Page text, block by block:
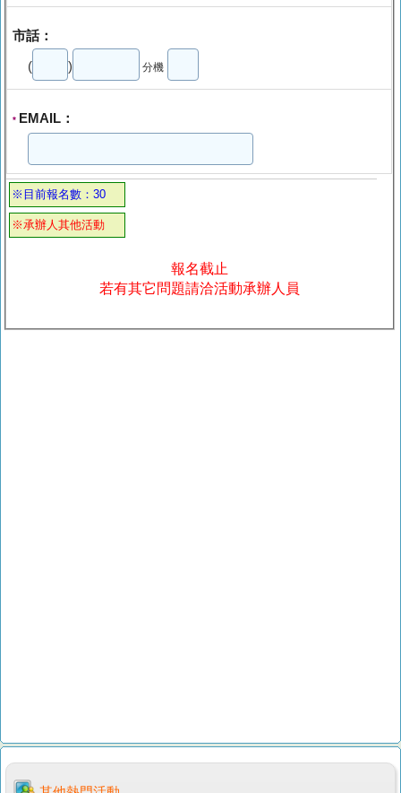
市話：
( ) 分機
* EMAIL：
※目前報名數：30
※承辦人其他活動
報名截止
若有其它問題請洽活動承辦人員